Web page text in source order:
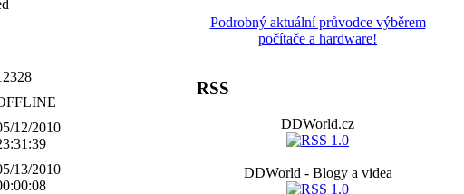
12/2010
13/2010
Podrobný aktuální průvodce výběrem
počítače a hardware!
RSS
DDWorld.cz
DDWorld - Blogy a videa